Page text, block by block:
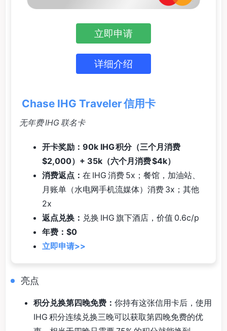
立即申请
详细介绍
Chase IHG Traveler 信用卡
无年费 IHG 联名卡
开卡奖励：90k IHG 积分（三个月消费
$2,000）+ 35k（六个月消费 $4k）
消费返点： 在 IHG 消费 5x；餐馆，加油站、
月账单（水电网手机流媒体）消费 3x；其他
2x
返点兑换： 兑换 IHG 旗下酒店，价值 0.6c/p
年费：$0
立即申请>>
亮点
积分兑换第四晚免费： 你持有这张信用卡后，使用
IHG 积分连续兑换三晚可以获取第四晚免费的优